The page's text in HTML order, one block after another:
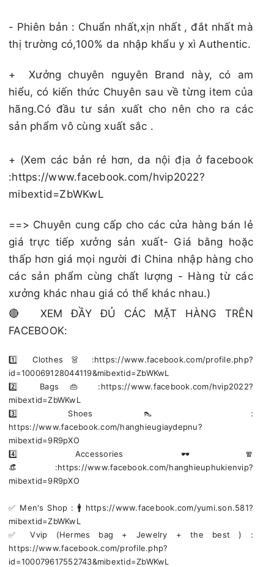
- Phiên bản : Chuẩn nhất,xịn nhất , đắt nhất mà
thị trường có,100% da nhập khẩu y xì Authentic.
+Xưởng chuyên nguyên Brand này, có am
hiểu, có kiến thức Chuyên sau về từng item của
hãng.Có đầu tư sản xuất cho nên cho ra các
sản phẩm vô cùng xuất sắc .
+ (Xem các bản rẻ hơn, da nội địa ở facebook
:https://www.facebook.com/hvip2022?
mibextid=ZbWKwL
==> Chuyên cung cấp cho các cửa hàng bán lẻ
giá trực tiếp xưởng sản xuất- Giá bằng hoặc
thấp hơn giá mọi người đi China nhập hàng cho
các sản phẩm cùng chất lượng - Hàng từ các
xưởng khác nhau giá có thể khác nhau.)
🔴 XEM ĐẦY ĐỦ CÁC MẶT HÀNG TRÊN
FACEBOOK:
1️⃣ Clothes 👗 :https://www.facebook.com/profile.php?
id=100069128044119&mibextid=ZbWKwL
2️⃣ Bags 👜 :https://www.facebook.com/hvip2022?
mibextid=ZbWKwL
3️⃣ Shoes 👠 :
https://www.facebook.com/hanghieugiaydepnu?
mibextid=9R9pXO
4️⃣ Accessories 🕶🧣
👒:https://www.facebook.com/hanghieuphukienvip?
mibextid=9R9pXO
✅️ Men's Shop : 🚹 https://www.facebook.com/yumi.son.581?
mibextid=ZbWKwL
✅️ Vvip (Hermes bag + Jewelry + the best ) :
https://www.facebook.com/profile.php?
id=100079617552743&mibextid=ZbWKwL